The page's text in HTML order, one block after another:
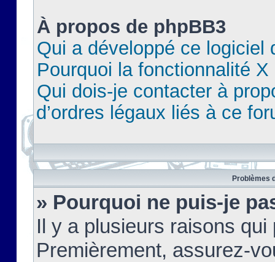
À propos de phpBB3
Qui a développé ce logiciel
Pourquoi la fonctionnalité X
Qui dois-je contacter à
d’ordres légaux liés à ce
Problèmes
» Pourquoi ne puis-je
Il y a plusieurs raisons
Premièrement, assurez-